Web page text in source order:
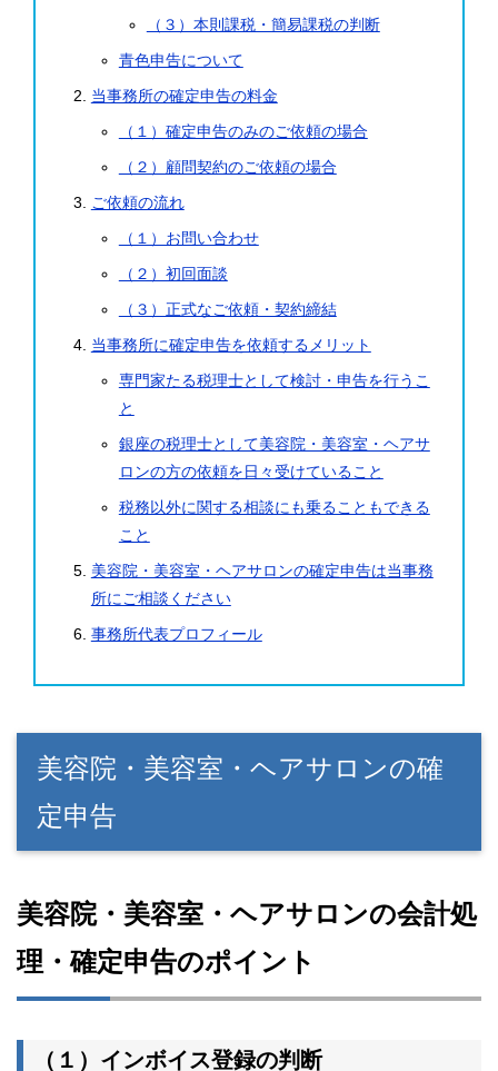
（３）本則課税・簡易課税の判断
青色申告について
当事務所の確定申告の料金
（１）確定申告のみのご依頼の場合
（２）顧問契約のご依頼の場合
ご依頼の流れ
（１）お問い合わせ
（２）初回面談
（３）正式なご依頼・契約締結
当事務所に確定申告を依頼するメリット
専門家たる税理士として検討・申告を行うこ
と
銀座の税理士として美容院・美容室・ヘアサ
ロンの方の依頼を日々受けていること
税務以外に関する相談にも乗ることもできる
こと
美容院・美容室・ヘアサロンの確定申告は当事務
所にご相談ください
事務所代表プロフィール
美容院・美容室・ヘアサロンの確
定申告
美容院・美容室・ヘアサロンの会計処
理・確定申告のポイント
（１）インボイス登録の判断